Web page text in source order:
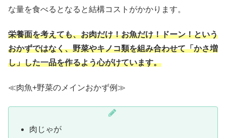
な量を食べるとなると結構コストがかかります。
栄養面を考えても、お肉だけ！お魚だけ！ドーン！という
おかずではなく、野菜やキノコ類を組み合わせて「かさ増
し」した一品を作るよう心がけています。
≪肉魚+野菜のメインおかず例≫
肉じゃが